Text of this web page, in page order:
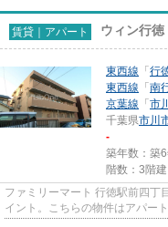
賃貸｜アパート ウィン行徳
東西線 「 行
東西線 「 南
京葉線 「 市
千葉県市川
-
築年数：築
階数：3階建
ファミリーマート 行徳駅前四丁
イント。こちらの物件はアパー